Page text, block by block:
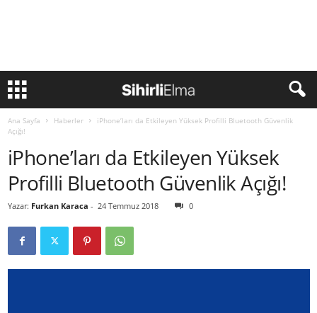
Ana Sayfa Haberler
iPhone’ları da Etkileyen Yüksek Profilli Bluetooth Güvenlik
Açığı!
iPhone’ları da Etkileyen Yüksek
Profilli Bluetooth Güvenlik Açığı!
Yazar: Furkan Karaca - 24 Temmuz 2018 0